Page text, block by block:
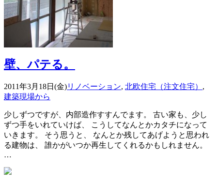
壁、パテる。
2011年3月18日(金)リノベーション, 北欧住宅（注文住宅） ,
建築現場から
少しずつですが、内部造作すすんでます。 古い家も、少し
ずつ手をいれていけば、 こうしてなんとかカタチになって
いきます。 そう思うと、 なんとか残してあげようと思われ
る建物は、 誰かがいつか再生してくれるかもしれません。
…